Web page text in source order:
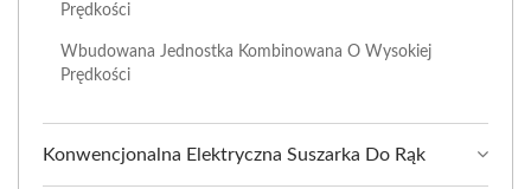
Prędkości
Wbudowana Jednostka Kombinowana O Wysokiej
Prędkości
Konwencjonalna Elektryczna Suszarka Do Rąk